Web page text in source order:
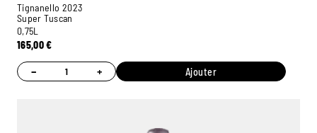
Tignanello 2023
Super Tuscan
0,75L
165,00€
− + Ajouter